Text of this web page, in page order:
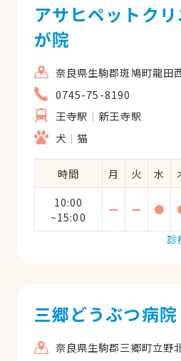
アサヒペットク
が院
奈良県生駒郡斑鳩町龍田
0745-75-8190
王寺駅
新王寺駅
犬
猫
時間 月 火 水
10:00
~15:00
ー ー ●
診
三郷どうぶつ病院
奈良県生駒郡三郷町立